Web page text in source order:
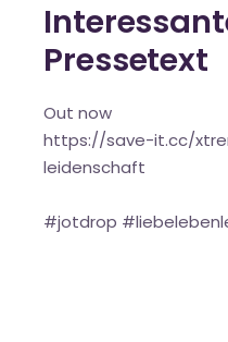
Pressetext
Out now
https://save-it.cc/
leidenschaft
#jotdrop